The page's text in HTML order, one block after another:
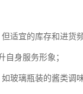
适宜的库存和进货
身服务形象；
玻璃瓶装的酱类调